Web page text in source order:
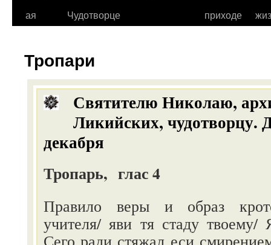
ая
Чудотворце
приходе
Тропари
Святителю Николаю,
Ликийских, чудотворцу.
декабря
Тропарь, глас 4
Правило веры и образ
учителя/ яви тя стаду
Сего ради стяжал еси